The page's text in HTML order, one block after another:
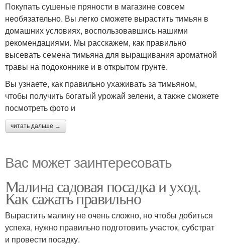
Покупать сушеные пряности в магазине совсем
необязательно. Вы легко сможете вырастить тимьян в
домашних условиях, воспользовавшись нашими
рекомендациями. Мы расскажем, как правильно
высевать семена тимьяна для выращивания ароматной
травы на подоконнике и в открытом грунте.
Вы узнаете, как правильно ухаживать за тимьяном,
чтобы получить богатый урожай зелени, а также сможете
посмотреть фото и
читать дальше →
Вас может заинтересовать
Малина садовая посадка и уход.
Как сажать правильно
Вырастить малину не очень сложно, но чтобы добиться
успеха, нужно правильно подготовить участок, субстрат
и провести посадку.